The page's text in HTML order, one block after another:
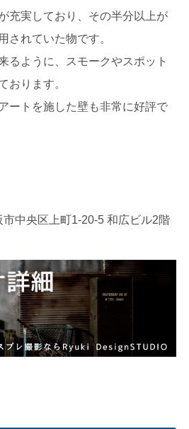
充実しており、その半分以上が
されていた物です。
るように、スモークやスポット
おります。
ートを施した壁も非常に好評で
中央区上町1-20-5 和広ビル2階